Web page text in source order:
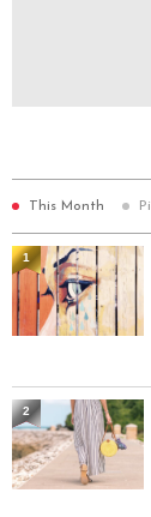
title='スライ
titlebold=1
caption='スラ
btntxt='詳し
This Month
1
2